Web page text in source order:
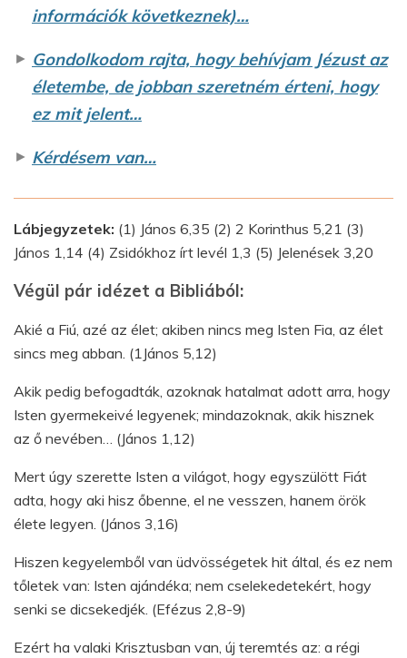
információk következnek)…
► Gondolkodom rajta, hogy behívjam Jézust az
életembe, de jobban szeretném érteni, hogy
ez mit jelent…
► Kérdésem van…
Lábjegyzetek: (1) János 6,35 (2) 2 Korinthus 5,21 (3)
János 1,14 (4) Zsidókhoz írt levél 1,3 (5) Jelenések 3,20
Végül pár idézet a Bibliából:
Akié a Fiú, azé az élet; akiben nincs meg Isten Fia, az élet
sincs meg abban. (1János 5,12)
Akik pedig befogadták, azoknak hatalmat adott arra, hogy
Isten gyermekeivé legyenek; mindazoknak, akik hisznek
az ő nevében… (János 1,12)
Mert úgy szerette Isten a világot, hogy egyszülött Fiát
adta, hogy aki hisz őbenne, el ne vesszen, hanem örök
élete legyen. (János 3,16)
Hiszen kegyelemből van üdvösségetek hit által, és ez nem
tőletek van: Isten ajándéka; nem cselekedetekért, hogy
senki se dicsekedjék. (Efézus 2,8-9)
Ezért ha valaki Krisztusban van, új teremtés az: a régi